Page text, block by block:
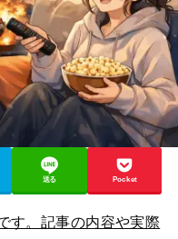
送る Pocket
す。記事の内容や実際